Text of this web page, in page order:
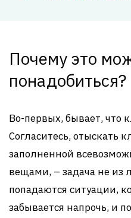
Почему это
понадобиться?
Во-первых, бывает, что
Согласитесь, отыскать
заполненной
вещами, – задача не из
попадаются ситуации,
забывается напрочь, и